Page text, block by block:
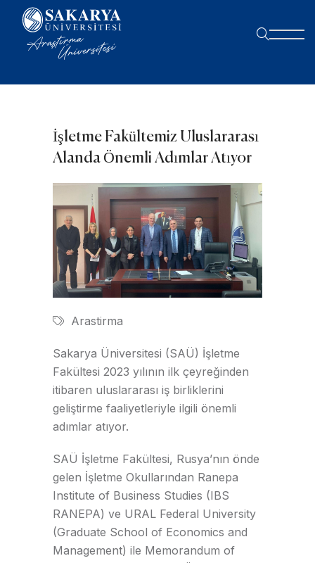
İşletme Fakültemiz Uluslararası
Alanda Önemli Adımlar Atıyor
Arastirma
Sakarya Üniversitesi (SAÜ) İşletme
Fakültesi 2023 yılının ilk çeyreğinden
itibaren uluslararası iş birliklerini
geliştirme faaliyetleriyle ilgili önemli
adımlar atıyor.
SAÜ İşletme Fakültesi, Rusya’nın önde
gelen İşletme Okullarından Ranepa
Institute of Business Studies (IBS
RANEPA) ve URAL Federal University
(Graduate School of Economics and
Management) ile Memorandum of